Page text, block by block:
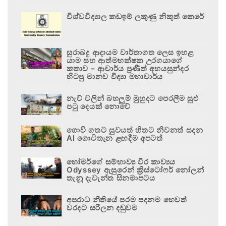
විශ්වවිද්‍යාල කඩඉම් ලකුණු නිකුත් කෙරේ
සුරාබදු ආදායම වාර්තාගත ලෙස ඉහළ
යාම සහ ආත්මභක්ෂක උරගයාගේ
කතාව – ආචාර්ය ප්‍රණීත් අභයසුන්දර
හිටපු මානව විද්‍යා මහාචාර්ය
නැව් වලින් බහලුම් මුහුදට පෙරලීම සුළු
පටු දෙයක් නොවේ
ගොවි ගතට සුවයත් හිතට නිවනත් සදන
AI ගොවිතැන ළඟදීම අපටත්
හෝමර්ගේ සම්භාව්‍ය වීර කාව්‍යය
Odyssey ඇසුරෙන් ක්‍රිස්ටෝෆර් නෝලන්
තැනූ දැවැන්ත සිනමාපටය
අපරාධ නීතියේ පරම පදනම හෙවත්
වරදට සරිලන දඬුවම